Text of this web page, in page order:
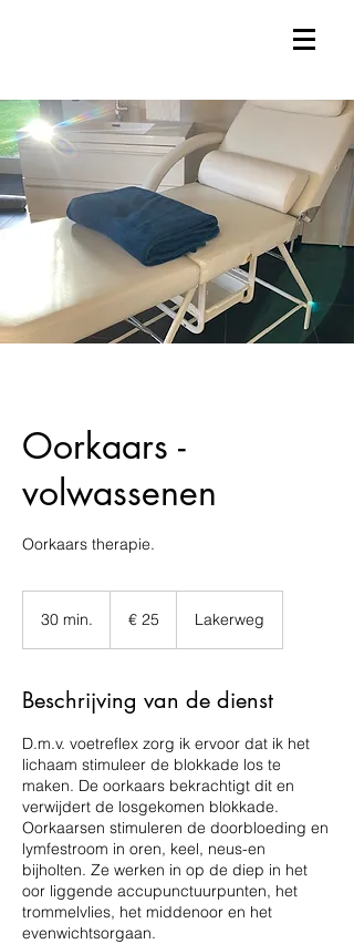
Oorkaars -
volwassenen
Oorkaars therapie.
30 min.
n
€ 25 Lakerweg
Beschrijving van de dienst
D.m.v. voetreflex zorg ik ervoor dat ik het
lichaam stimuleer de blokkade los te
maken. De oorkaars bekrachtigt dit en
verwijdert de losgekomen blokkade.
Oorkaarsen stimuleren de doorbloeding en
lymfestroom in oren, keel, neus-en
bijholten. Ze werken in op de diep in het
oor liggende accupunctuurpunten, het
trommelvlies, het middenoor en het
evenwichtsorgaan.